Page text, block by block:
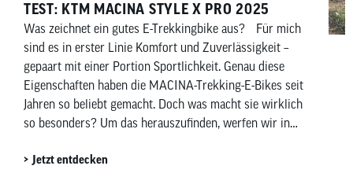
TEST: KTM MACINA STYLE X PRO 2025
Was zeichnet ein gutes E-Trekkingbike aus? Für mich
sind es in erster Linie Komfort und Zuverlässigkeit –
gepaart mit einer Portion Sportlichkeit. Genau diese
Eigenschaften haben die MACINA-Trekking-E-Bikes seit
Jahren so beliebt gemacht. Doch was macht sie wirklich
so besonders? Um das herauszufinden, werfen wir in
Style X Pro.
Jetzt entdecken